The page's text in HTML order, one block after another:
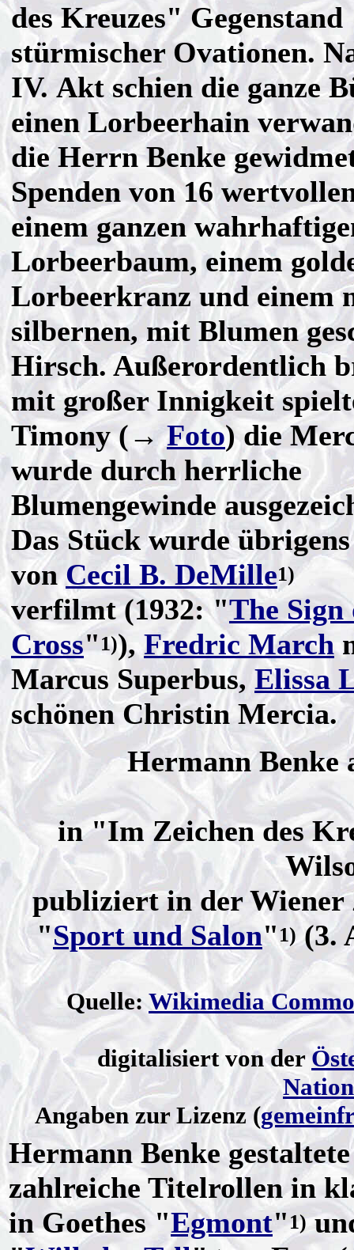
des Kreuzes" Gegenstand
stürmischer Ovationen.
IV. Akt schien die ganze
einen Lorbeerhain
die Herrn Benke
Spenden von 16
einem ganzen
Lorbeerbaum, einem
Lorbeerkranz und einem
silbernen, mit Blumen
Hirsch. Außerordentlich
mit großer Innigkeit
Timony (→Foto) die
wurde durch herrliche
Blumengewinde
Das Stück wurde
vonCecil B. DeMille1)
verfilmt (1932: "The Sign
Cross"1)), Fredric March
Marcus Superbus, Elissa
schönen Christin Mercia.
Hermann Benke
in "Im Zeichen des
publiziert in der
"Sport und Salon"1)(3.
Quelle:Wikimedia
digitalisiert von der
Angaben zur Lizenz (
Hermann Benke
zahlreiche Titelrollen in
in Goethes "Egmont"1)